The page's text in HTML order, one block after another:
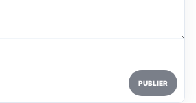
PUBLIER